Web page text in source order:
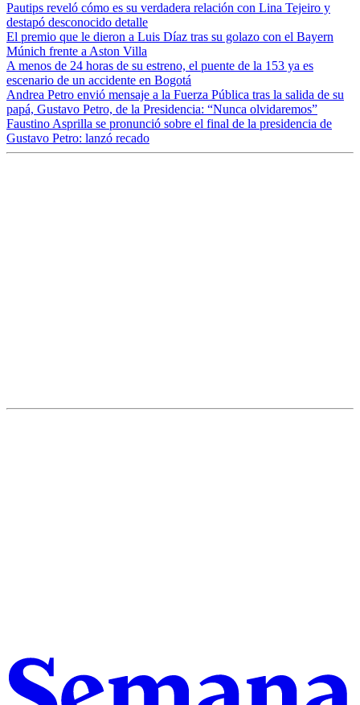
Pautips reveló cómo es su verdadera relación con Lina Tejeiro y
destapó desconocido detalle
El premio que le dieron a Luis Díaz tras su golazo con el Bayern
Múnich frente a Aston Villa
A menos de 24 horas de su estreno, el puente de la 153 ya es
escenario de un accidente en Bogotá
Andrea Petro envió mensaje a la Fuerza Pública tras la salida de su
papá, Gustavo Petro, de la Presidencia: “Nunca olvidaremos”
Faustino Asprilla se pronunció sobre el final de la presidencia de
Gustavo Petro: lanzó recado